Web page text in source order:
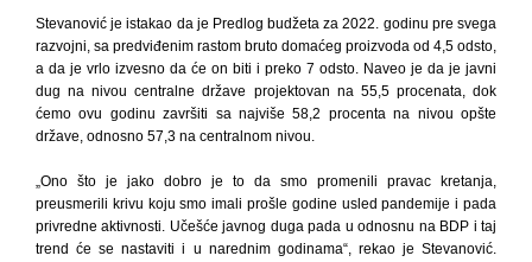
Stevanović je istakao da je Predlog budžeta za 2022. godinu pre svega
razvojni, sa predviđenim rastom bruto domaćeg proizvoda od 4,5 odsto,
a da je vrlo izvesno da će on biti i preko 7 odsto. Naveo je da je javni
dug na nivou centralne države projektovan na 55,5 procenata, dok
ćemo ovu godinu završiti sa najviše 58,2 procenta na nivou opšte
države, odnosno 57,3 na centralnom nivou.
„Ono što je jako dobro je to da smo promenili pravac kretanja,
preusmerili krivu koju smo imali prošle godine usled pandemije i pada
privredne aktivnosti. Učešće javnog duga pada u odnosnu na BDP i taj
trend će se nastaviti i u narednim godinama“, rekao je Stevanović.